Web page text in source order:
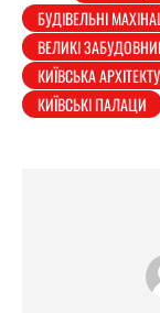
БУДІВЕЛЬНІ
ВЕЛИКІ
КИЇВСЬКА
КИЇВСЬКІ ПАЛАЦИ